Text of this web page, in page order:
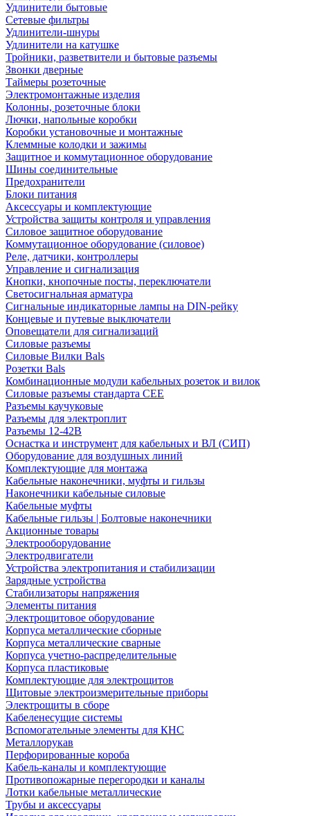
Удлинители бытовые
Сетевые фильтры
Удлинители-шнуры
Удлинители на катушке
Тройники, разветвители и бытовые разъемы
Звонки дверные
Таймеры розеточные
Электромонтажные изделия
Колонны, розеточные блоки
Лючки, напольные коробки
Коробки установочные и монтажные
Клеммные колодки и зажимы
Защитное и коммутационное оборудование
Шины соединительные
Предохранители
Блоки питания
Аксессуары и комплектующие
Устройства защиты контроля и управления
Силовое защитное оборудование
Коммутационное оборудование (силовое)
Реле, датчики, контроллеры
Управление и сигнализация
Кнопки, кнопочные посты, переключатели
Светосигнальная арматура
Сигнальные индикаторные лампы на DIN-рейку
Концевые и путевые выключатели
Оповещатели для сигнализаций
Силовые разъемы
Силовые Вилки Bals
Розетки Bals
Комбинационные модули кабельных розеток и вилок
Силовые разъемы стандарта CEE
Разъемы каучуковые
Разъемы для электроплит
Разъемы 12-42В
Оснастка и инструмент для кабельных и ВЛ (СИП)
Оборудование для воздушных линий
Комплектующие для монтажа
Кабельные наконечники, муфты и гильзы
Наконечники кабельные силовые
Кабельные муфты
Кабельные гильзы | Болтовые наконечники
Акционные товары
Электрооборудование
Электродвигатели
Устройства электропитания и стабилизации
Зарядные устройства
Стабилизаторы напряжения
Элементы питания
Электрощитовое оборудование
Корпуса металлические сборные
Корпуса металлические сварные
Корпуса учетно-распределительные
Корпуса пластиковые
Комплектующие для электрощитов
Щитовые электроизмерительные приборы
Электрощиты в сборе
Кабеленесущие системы
Вспомогательные элементы для КНС
Металлорукав
Перфорированные короба
Кабель-каналы и комплектующие
Противопожарные перегородки и каналы
Лотки кабельные металлические
Трубы и аксессуары